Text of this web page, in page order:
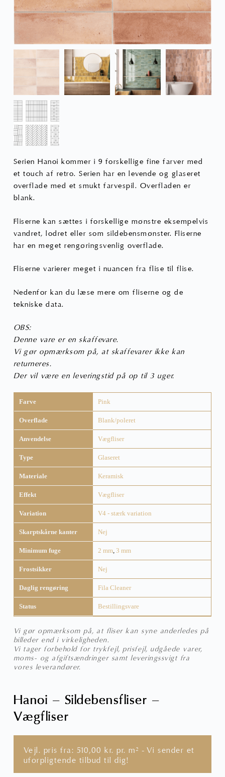
Serien Hanoi kommer i 9 forskellige fine farver med
et touch af retro. Serien har en levende og glaseret
overflade med et smukt farvespil. Overfladen er
blank.
Fliserne kan sættes i forskellige mønstre eksempelvis
vandret, lodret eller som sildebensmønster. Fliserne
har en meget rengøringsvenlig overflade.
Fliserne varierer meget i nuancen fra flise til flise.
Nedenfor kan du læse mere om fliserne og de
tekniske data.
OBS:
Denne vare er en skaffevare.
Vi gør opmærksom på, at skaffevarer ikke kan
returneres.
Der vil være en leveringstid på op til 3 uger.
Farve Pink
Overflade Blank/poleret
Anvendelse Vægfliser
Type Glaseret
Materiale Keramisk
Effekt Vægfliser
Variation V4 - stærk variation
Skarptskårne kanter Nej
Minimum fuge 2 mm, 3 mm
Frostsikker Nej
Daglig rengøring Fila Cleaner
Status Bestillingsvare
Vi gør opmærksom på, at fliser kan syne anderledes på
billeder end i virkeligheden.
Vi tager forbehold for trykfejl, prisfejl, udgåede varer,
moms- og afgiftsændringer samt leveringssvigt fra
vores leverandører.
Hanoi – Sildebensfliser –
Vægfliser
Vejl. pris fra: 510,00kr. pr. m² - Vi sender et
uforpligtende tilbud til dig!